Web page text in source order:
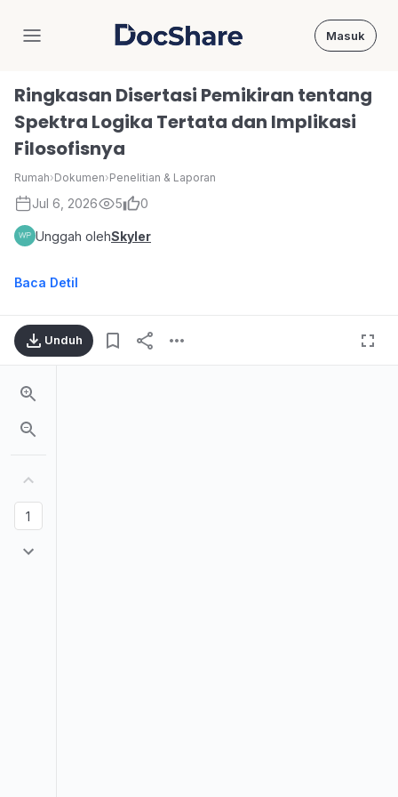
DocShare Masuk
Ringkasan Disertasi Pemikiran tentang
Spektra Logika Tertata dan Implikasi
Filosofisnya
Rumah›Dokumen›Penelitian & Laporan
Jul 6, 2026 5 0
Unggah olehSkyler
Baca Detil
Unduh